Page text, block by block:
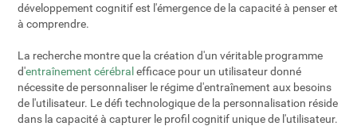
développement cognitif est l'émergence de la capacité à penser et
à comprendre.
La recherche montre que la création d'un véritable programme
d'entraînement cérébral efficace pour un utilisateur donné
nécessite de personnaliser le régime d'entraînement aux besoins
de l'utilisateur. Le défi technologique de la personnalisation réside
dans la capacité à capturer le profil cognitif unique de l'utilisateur.